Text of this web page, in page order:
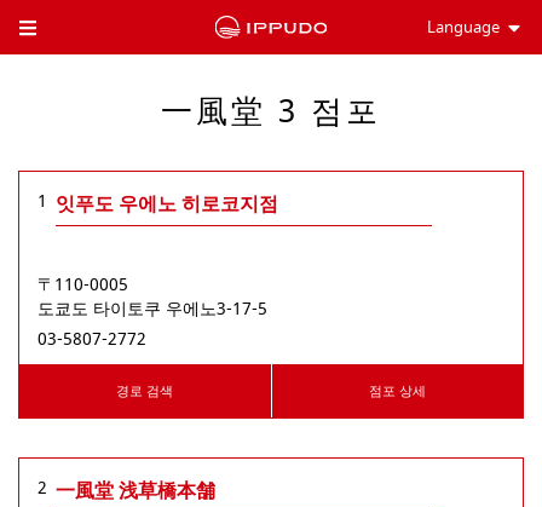
Toggle Header Menu Language
一風堂 3 점포
1 잇푸도 우에노 히로코지점
〒110-0005
도쿄도 타이토쿠 우에노3-17-5
03-5807-2772
경로 검색 점포 상세
2 一風堂 浅草橋本舗